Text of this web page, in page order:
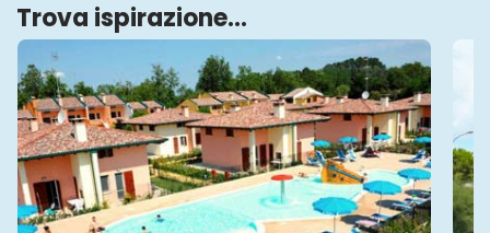
Trova ispirazione...